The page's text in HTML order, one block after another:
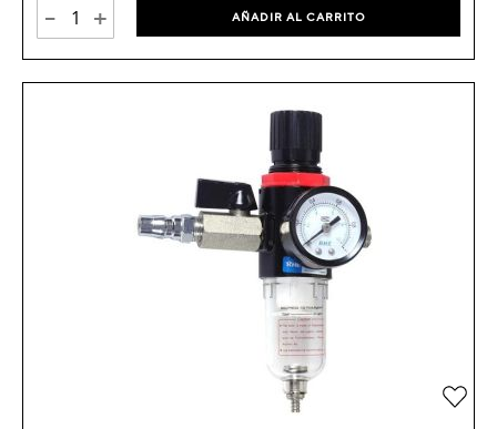
- + AÑADIR AL CARRITO